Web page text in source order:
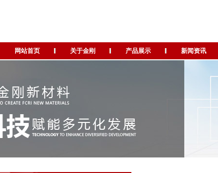
网站首页 关于金刚 产品展示 新闻资讯